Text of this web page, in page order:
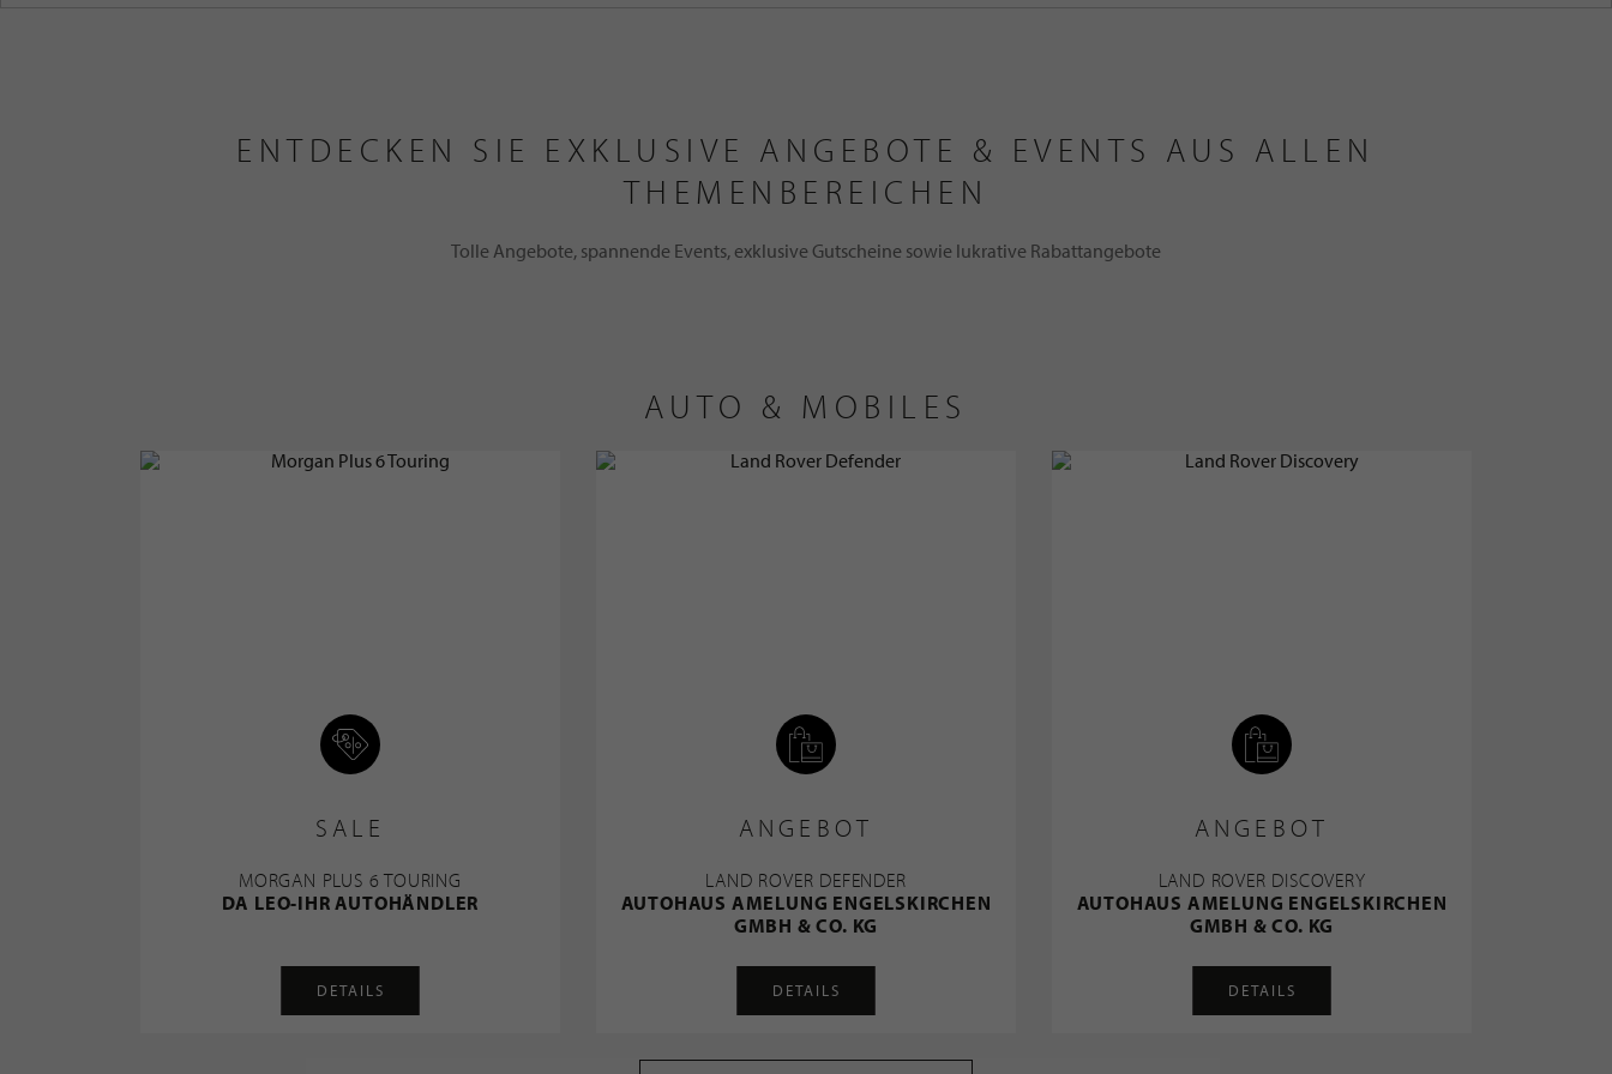
ENTDECKEN SIE EXKLUSIVE ANGEBOTE & EVENTS AUS ALLEN
THEMENBEREICHEN
Tolle Angebote, spannende Events, exklusive Gutscheine sowie lukrative Rabattangebote
AUTO & MOBILES
SALE
MORGAN PLUS 6 TOURING
DA LEO-IHR AUTOHÄNDLER
DETAILS
ANGEBOT
LAND ROVER DEFENDER
AUTOHAUS AMELUNG ENGELSKIRCHEN
GMBH & CO. KG
DETAILS
ANGEBOT
LAND ROVER DISCOVERY
AUTOHAUS AMELUNG ENGELSKIRCHEN
GMBH & CO. KG
DETAILS